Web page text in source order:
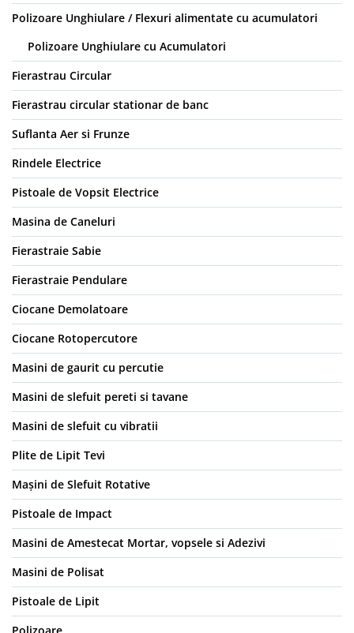
Polizoare Unghiulare / Flexuri alimentate cu acumulatori
Polizoare Unghiulare cu Acumulatori
Fierastrau Circular
Fierastrau circular stationar de banc
Suflanta Aer si Frunze
Rindele Electrice
Pistoale de Vopsit Electrice
Masina de Caneluri
Fierastraie Sabie
Fierastraie Pendulare
Ciocane Demolatoare
Ciocane Rotopercutore
Masini de gaurit cu percutie
Masini de slefuit pereti si tavane
Masini de slefuit cu vibratii
Plite de Lipit Tevi
Mașini de Slefuit Rotative
Pistoale de Impact
Masini de Amestecat Mortar, vopsele si Adezivi
Masini de Polisat
Pistoale de Lipit